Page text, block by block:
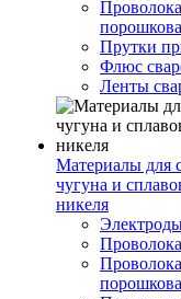
Проволока
Прутки
Флюс
Ленты
Материалы для
чугуна и
никеля
Проволока